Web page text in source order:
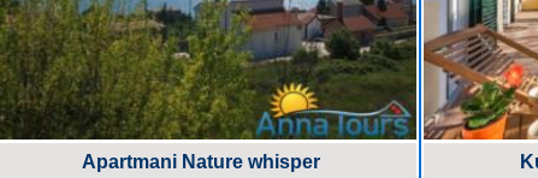
Apartmani Nature whisper